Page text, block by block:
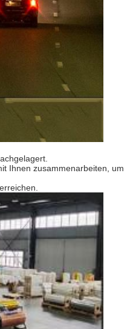
Ihnen zusammenarbeiten, um